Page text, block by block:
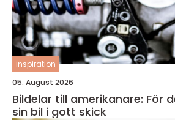
inspiration
05. August 2026
Bildelar till amerikanare: För
sin bil i gott skick